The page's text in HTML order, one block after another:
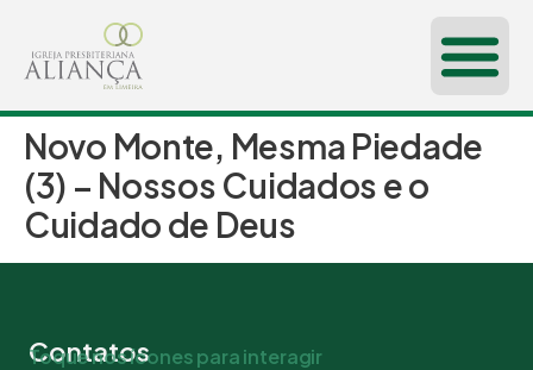
Novo Monte, Mesma Piedade
(3) – Nossos Cuidados e o
Cuidado de Deus
Contatos
Toque nos ícones para interagir